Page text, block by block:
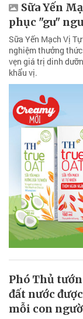
Sữa Yến
phục "gu"
Sữa Yến Mạch Vị
nghiệm thưởng
vẹn giá trị dinh
khẩu vị.
Phó Thủ
đất nước
mỗi con